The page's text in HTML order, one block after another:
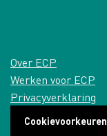
Over ECP
Werken voor ECP
Privacyverklaring
Cookievoorkeuren